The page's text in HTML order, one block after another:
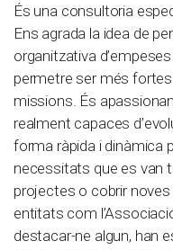
És una consultoria
Ens agrada la idea de
organitzativa
permetre ser més
missions. És
realment capaces
forma ràpida i dinàmica
necessitats que es van
projectes o cobrir
entitats com
destacar-ne algun, han